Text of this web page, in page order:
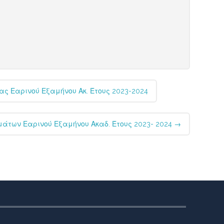
Εαρινού Εξαμήνου Ακ. Έτους 2023-2024
Εαρινού Εξαμήνου Ακαδ. Έτους 2023- 2024 →